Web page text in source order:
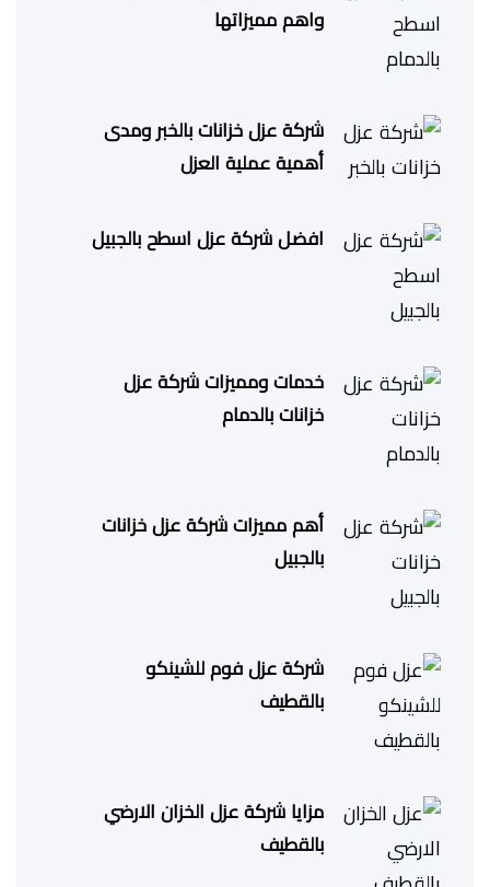
واهم مميزاتها
شركة عزل خزانات بالخبر ومدى
أهمية عملية العزل
افضل شركة عزل اسطح بالجبيل
خدمات ومميزات شركة عزل
خزانات بالدمام
أهم مميزات شركة عزل خزانات
بالجبيل
شركة عزل فوم للشينكو
بالقطيف
مزايا شركة عزل الخزان الارضي
بالقطيف